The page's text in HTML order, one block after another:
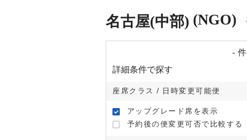
名古屋(中部) (NGO)
詳細条件で探す
- 件
座席クラス / 日時変更可能便
アップグレード席を表示
予約後の便変更可否で比較する